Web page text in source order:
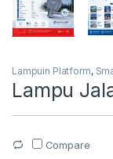
Lampuin Platform,
Lampu
Compare